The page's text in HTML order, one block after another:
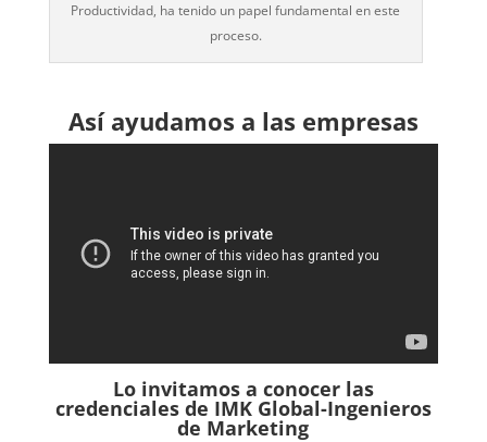
Productividad, ha tenido un papel fundamental en este
proceso.
Así ayudamos a las empresas
Lo invitamos a conocer las
credenciales de IMK Global-Ingenieros
de Marketing